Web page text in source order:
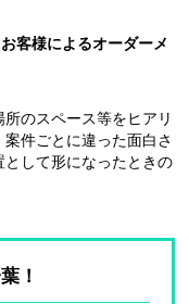
客様によるオーダーメ
のスペース等をヒアリ
件ごとに違った面白さ
して形になったときの
！